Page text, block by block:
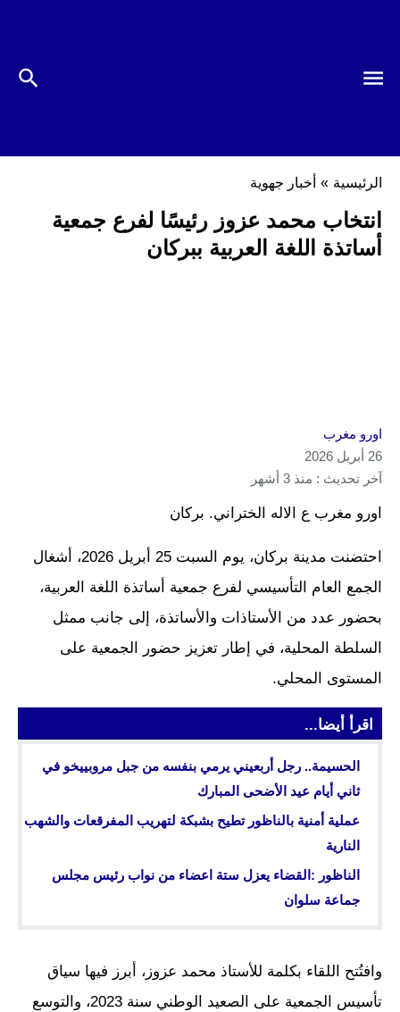
الرئيسية » أخبار جهوية
انتخاب محمد عزوز رئيسًا لفرع جمعية
أساتذة اللغة العربية ببركان
اورو مغرب
26 أبريل 2026
آخر تحديث : منذ 3 أشهر
اورو مغرب ع الاله الختراني. بركان
احتضنت مدينة بركان، يوم السبت 25 أبريل 2026، أشغال
الجمع العام التأسيسي لفرع جمعية أساتذة اللغة العربية،
بحضور عدد من الأستاذات والأساتذة، إلى جانب ممثل
السلطة المحلية، في إطار تعزيز حضور الجمعية على
المستوى المحلي.
اقرأ أيضا...
الحسيمة.. رجل أربعيني يرمي بنفسه من جبل مروبييخو في
ثاني أيام عيد الأضحى المبارك
عملية أمنية بالناظور تطيح بشبكة لتهريب المفرقعات والشهب
النارية
الناظور :القضاء يعزل ستة اعضاء من نواب رئيس مجلس
جماعة سلوان
وافتُتح اللقاء بكلمة للأستاذ محمد عزوز، أبرز فيها سياق
تأسيس الجمعية على الصعيد الوطني سنة 2023، والتوسع